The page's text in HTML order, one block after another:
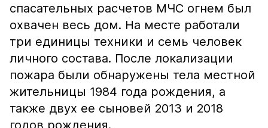
спасательных расчетов МЧС огнем был
охвачен весь дом. На месте работали
три единицы техники и семь человек
личного состава. После локализации
пожара были обнаружены тела местной
жительницы 1984 года рождения, а
также двух ее сыновей 2013 и 2018
годов рождения.